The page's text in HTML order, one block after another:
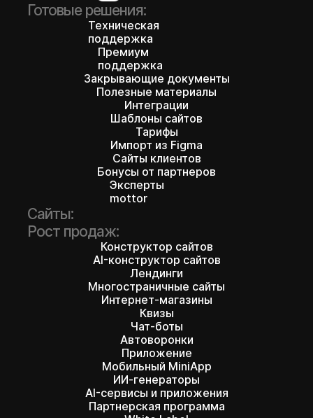
Готовые решения:
Техническая
поддержка
Премиум
поддержка
Закрывающие документы
Полезные материалы
Интеграции
Шаблоны сайтов
Тарифы
Импорт из Figma
Сайты клиентов
Бонусы от партнеров
Эксперты
mottor
Сайты:
Рост продаж:
Конструктор сайтов
AI-конструктор сайтов
Лендинги
Многостраничные сайты
Интернет-магазины
Квизы
Чат-боты
Автоворонки
Приложение
Мобильный MiniApp
ИИ-генераторы
AI-сервисы и приложения
Партнерская программа